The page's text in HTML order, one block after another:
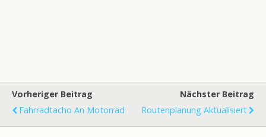
Vorheriger Beitrag
Fahrradtacho An Motorrad
Nächster Beitrag
Routenplanung Aktualisiert